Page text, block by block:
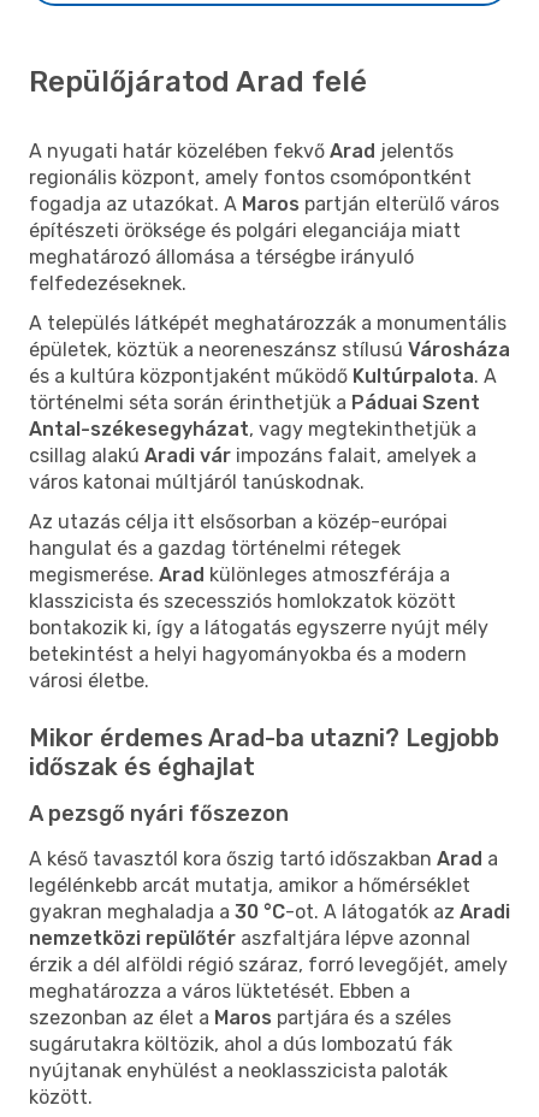
Repülőjáratod Arad felé
A nyugati határ közelében fekvő Arad jelentős
regionális központ, amely fontos csomópontként
fogadja az utazókat. A Maros partján elterülő város
építészeti öröksége és polgári eleganciája miatt
meghatározó állomása a térségbe irányuló
felfedezéseknek.
A település látképét meghatározzák a monumentális
épületek, köztük a neoreneszánsz stílusú Városháza
és a kultúra központjaként működő Kultúrpalota. A
történelmi séta során érinthetjük a Páduai Szent
Antal-székesegyházat, vagy megtekinthetjük a
csillag alakú Aradi vár impozáns falait, amelyek a
város katonai múltjáról tanúskodnak.
Az utazás célja itt elsősorban a közép-európai
hangulat és a gazdag történelmi rétegek
megismerése. Arad különleges atmoszférája a
klasszicista és szecessziós homlokzatok között
bontakozik ki, így a látogatás egyszerre nyújt mély
betekintést a helyi hagyományokba és a modern
városi életbe.
Mikor érdemes Arad-ba utazni? Legjobb
időszak és éghajlat
A pezsgő nyári főszezon
A késő tavasztól kora őszig tartó időszakban Arad a
legélénkebb arcát mutatja, amikor a hőmérséklet
gyakran meghaladja a 30 °C-ot. A látogatók az Aradi
nemzetközi repülőtér aszfaltjára lépve azonnal
érzik a dél alföldi régió száraz, forró levegőjét, amely
meghatározza a város lüktetését. Ebben a
szezonban az élet a Maros partjára és a széles
sugárutakra költözik, ahol a dús lombozatú fák
nyújtanak enyhülést a neoklasszicista paloták
között.